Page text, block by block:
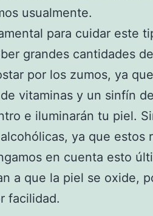
usualmente.
para cuidar este
grandes cantidades
por los zumos, ya
vitaminas y un sinfín
e iluminarán tu piel.
ya que estos
en cuenta esto
a que la piel se oxide,
facilidad.